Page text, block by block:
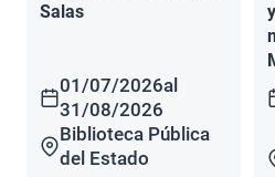
Salas
01/07/2026al
31/08/2026
Biblioteca Pública
del Estado